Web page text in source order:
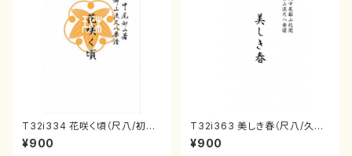
T32i334 花咲く頃（尺八/初代
山川園松/楽譜）都山流公刊楽譜
曲番:2037
¥900
T32i363 美しき春（尺八/久本
玄智/楽譜）都山流公刊楽譜曲
番:2068
¥900